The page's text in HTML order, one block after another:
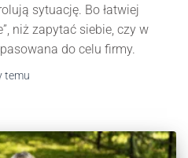
sytuację. Bo łatwiej
niż zapytać siebie, czy w
do celu firmy.
temu